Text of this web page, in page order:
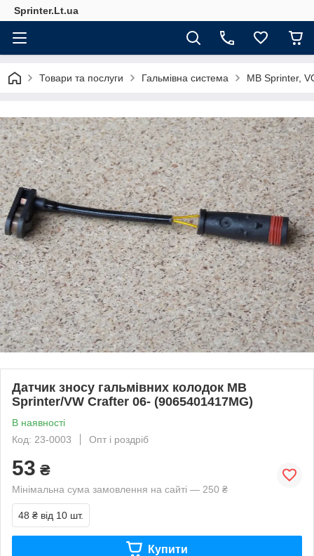
Sprinter.Lt.ua
Товари та послуги Гальмівна система MB Sprinter,
Датчик зносу гальмівних колодок MB
Sprinter/VW Crafter 06- (9065401417MG)
В наявності
Код: 23-0003
Опт і роздріб
53 ₴
Мінімальна сума замовлення на сайті — 250 ₴
48 ₴ від 10 шт.
Купити